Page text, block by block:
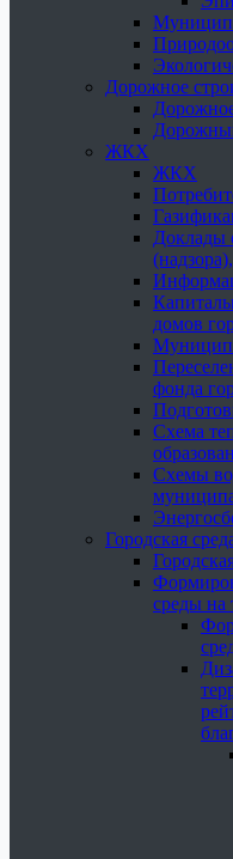
Дорожное
ЖКХ
ЖКХ
Доклады
домов
фонда
Схема
Схемы
Городская
среды на